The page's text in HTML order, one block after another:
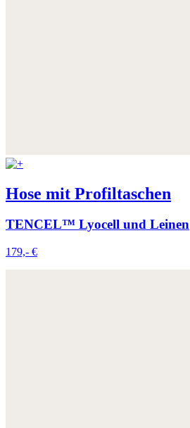
Hose mit Profiltaschen
TENCEL™ Lyocell und Leinen
179,- €